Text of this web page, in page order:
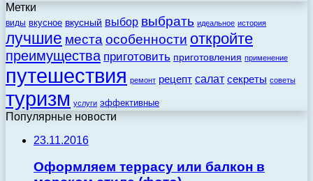
Метки
виды вкусное вкусный выбор выбрать идеальное история
лучшие места особенности откройте
преимущества приготовить приготовления применение
путешествия ремонт рецепт салат секреты советы
туризм услуги эффективные
Популярные новости
23.11.2016
Оформляем террасу или балкон в